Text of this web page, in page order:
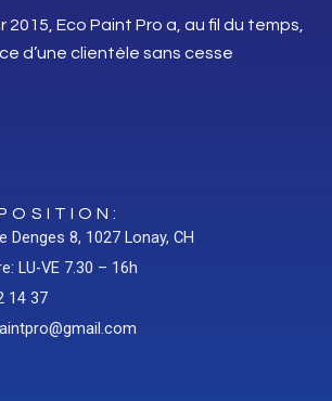
Eco Paint Pro a, au fil du temps,
d’une clientèle sans cesse
Denges 8, 1027 Lonay, CH
LU-VE 7.30 – 16h
14 37